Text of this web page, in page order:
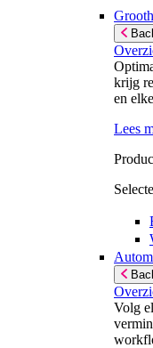
krijg
en
Lees
Volg